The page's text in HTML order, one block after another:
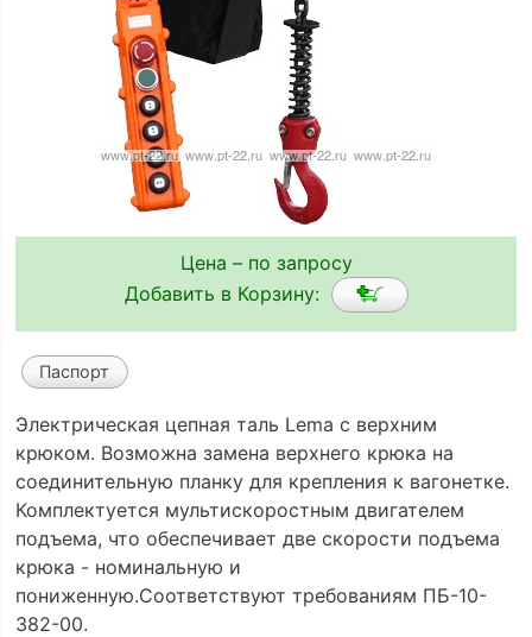
Цена – по запросу
Добавить в Корзину:
Паспорт
Электрическая цепная таль Lema с верхним
крюком. Возможна замена верхнего крюка на
соединительную планку для крепления к вагонетке.
Комплектуется мультискоростным двигателем
подъема, что обеспечивает две скорости подъема
крюка - номинальную и
пониженную.Соответствуют требованиям ПБ-10-
382-00.